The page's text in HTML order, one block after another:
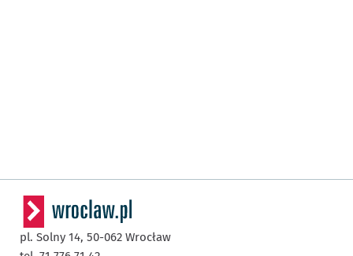
pl. Solny 14, 50-062 Wrocław